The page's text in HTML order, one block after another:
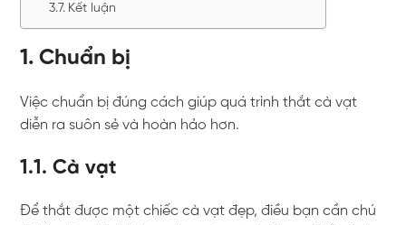
Kết luận
1. Chuẩn bị
Việc chuẩn bị đúng cách giúp quá trình thắt cà vạt
diễn ra suôn sẻ và hoàn hảo hơn.
1.1. Cà vạt
Để thắt được một chiếc cà vạt đẹp, điều bạn cần chú